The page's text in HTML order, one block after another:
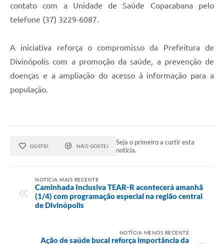
contato com a Unidade de Saúde Copacabana pelo
telefone (37) 3229-6087.
A iniciativa reforça o compromisso da Prefeitura de
Divinópolis com a promoção da saúde, a prevenção de
doenças e a ampliação do acesso à informação para a
população.
GOSTEI NÃO GOSTEI
Seja o primeiro a curtir esta
notícia.
NOTÍCIA MAIS RECENTE
Caminhada Inclusiva TEAR-R acontecerá amanhã
(1/4) com programação especial na região central
de Divinópolis
NOTÍCIA MENOS RECENTE
Ação de saúde bucal reforça importância da